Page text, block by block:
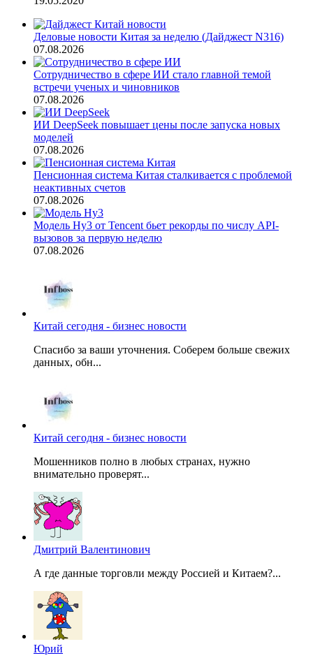
Деловые новости Китая за неделю (Дайджест N316)
07.08.2026
Сотрудничество в сфере ИИ стало главной темой
встречи ученых и чиновников
07.08.2026
ИИ DeepSeek повышает цены после запуска новых
моделей
07.08.2026
Пенсионная система Китая сталкивается с проблемой
неактивных счетов
07.08.2026
Модель Hy3 от Tencent бьет рекорды по числу API-
вызовов за первую неделю
07.08.2026
Китай сегодня - бизнес новости
Спасибо за ваши уточнения. Соберем больше свежих
данных, обн...
Китай сегодня - бизнес новости
Мошенников полно в любых странах, нужно
внимательно проверят...
Дмитрий Валентинович
А где данные торговли между Россией и Китаем?...
Юрий